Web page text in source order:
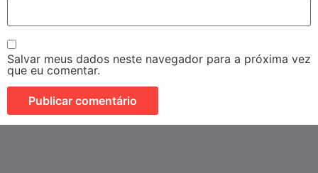
Salvar meus dados neste navegador para a próxima vez
que eu comentar.